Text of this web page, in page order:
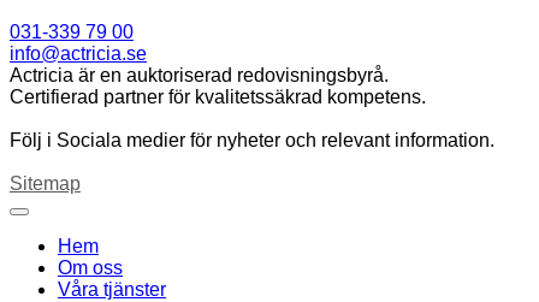
031-339 79 00
info@actricia.se
Actricia är en auktoriserad redovisningsbyrå.
Certifierad partner för kvalitetssäkrad kompetens.
Följ i Sociala medier för nyheter och relevant information.
Sitemap
Hem
Om oss
Våra tjänster